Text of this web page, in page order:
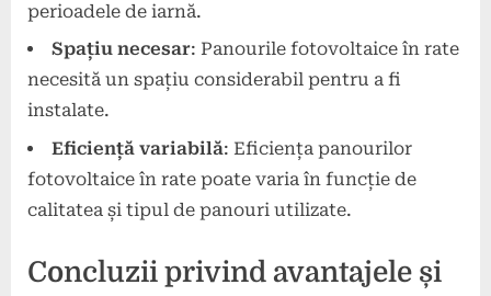
perioadele de iarnă.
Spațiu necesar: Panourile fotovoltaice în rate
necesită un spațiu considerabil pentru a fi
instalate.
Eficiență variabilă: Eficiența panourilor
fotovoltaice în rate poate varia în funcție de
calitatea și tipul de panouri utilizate.
Concluzii privind avantajele și